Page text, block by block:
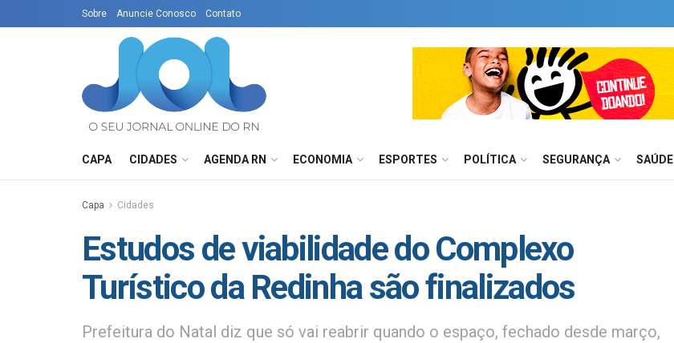
Sobre Anuncie Conosco Contato
CAPA CIDADES AGENDA RN ECONOMIA ESPORTES POLÍTICA SEGURANÇA SAÚDE
Capa Cidades
Estudos de viabilidade do Complexo
Turístico da Redinha são finalizados
Prefeitura do Natal diz que só vai reabrir quando o espaço, fechado desde março,